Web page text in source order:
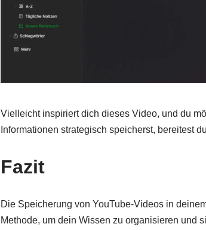
Vielleicht inspiriert dich dieses Video, und du
Informationen strategisch speicherst, bereitest
Fazit
Die Speicherung von YouTube-Videos in
Methode, um dein Wissen zu organisieren und